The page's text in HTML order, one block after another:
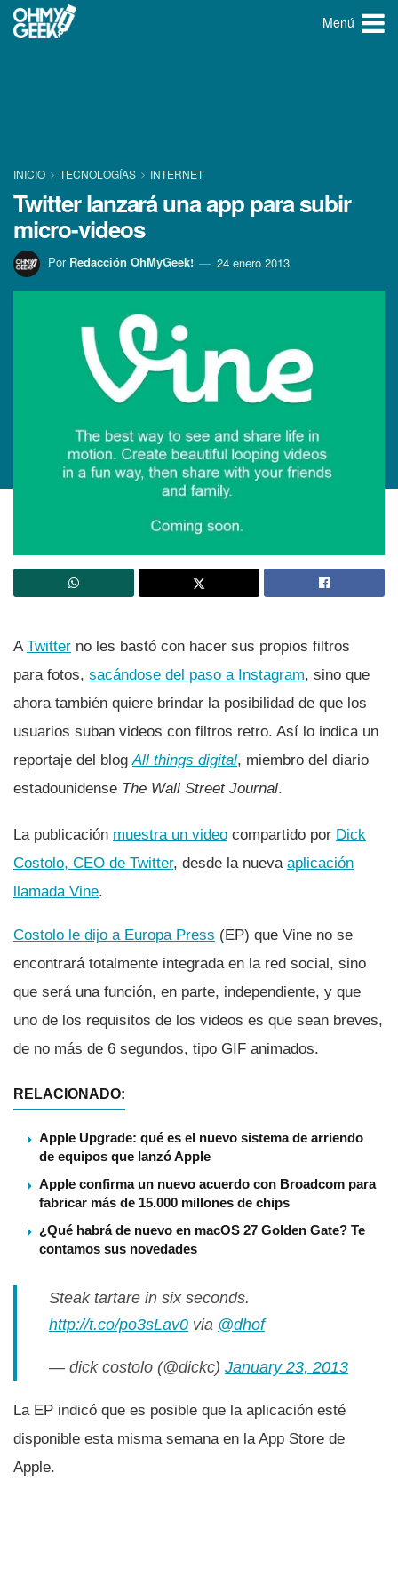
Menú
INICIO TECNOLOGÍ­AS INTERNET
Twitter lanzará una app para subir
micro-videos
Por Redacción OhMyGeek! 24 enero 2013
ATwitter no les bastó con hacer sus propios filtros
para fotos, sacándose del paso a Instagram, sino que
ahora también quiere brindar la posibilidad de que los
usuarios suban videos con filtros retro. Así­ lo indica un
reportaje del blogAll things digital, miembro del diario
estadounidense The Wall Street Journal.
La publicación muestra un video compartido por Dick
Costolo, CEO de Twitter, desde la nueva aplicación
llamada Vine.
Costolo le dijo a Europa Press (EP) que Vine no se
encontrará totalmente integrada en la red social, sino
que será una función, en parte, independiente, y que
uno de los requisitos de los videos es que sean breves,
de no más de 6 segundos, tipo GIF animados.
RELACIONADO:
Apple Upgrade: qué es el nuevo sistema de arriendo
de equipos que lanzó Apple
Apple confirma un nuevo acuerdo con Broadcom para
fabricar más de 15.000 millones de chips
¿Qué habrá de nuevo en macOS 27 Golden Gate? Te
contamos sus novedades
Steak tartare in six seconds.
http://t.co/po3sLav0 via @dhof
— dick costolo (@dickc) January 23, 2013
La EP indicó que es posible que la aplicación esté
disponible esta misma semana en la App Store de
Apple.